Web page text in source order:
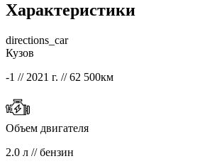
Характеристики
directions_car
Кузов
-1 // 2021 г. // 62 500км
Объем двигателя
2.0 л // бензин